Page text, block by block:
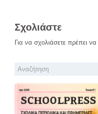
Σχολιάστε
Για να σχολιάσετε πρέπει να